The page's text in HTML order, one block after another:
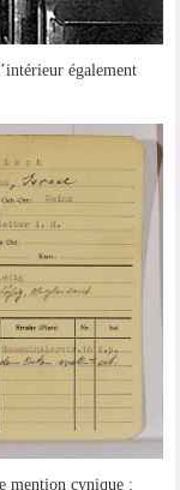
également
men­ti­on cyni­que :